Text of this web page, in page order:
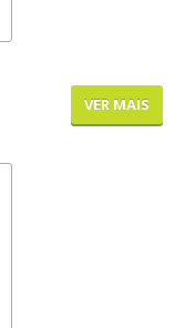
VER MAIS